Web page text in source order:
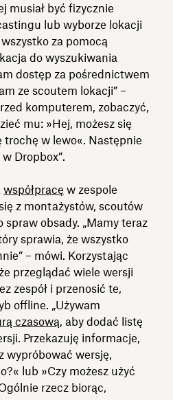
musiał być fizycznie
lub wyborze lokacji
za pomocą
do wyszukiwania
dostęp za pośrednictwem
ze scoutem lokacji” –
komputerem, zobaczyć,
mu: »Hej, możesz się
trochę w lewo«. Następnie
Dropbox”.
współpracę w zespole
z montażystów, scoutów
obsady. „Mamy teraz
sprawia, że wszystko
– mówi. Korzystając
przeglądać wiele wersji
zespół i przenosić te,
offline. „Używam
czasową, aby dodać listę
Przekazuję informacje,
wypróbować wersję,
lub »Czy możesz użyć
rzecz biorąc,